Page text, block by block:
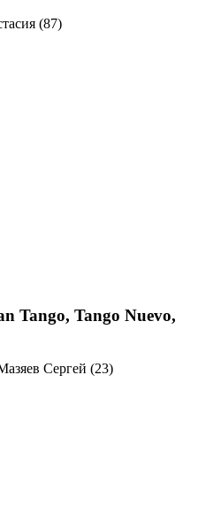
(87)
Tango, Tango Nuevo,
Сергей (23)